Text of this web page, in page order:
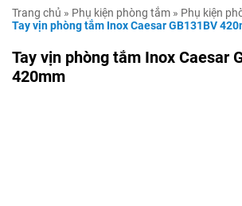
Trang chủ » Phụ kiện phòng tắm » Phụ kiện
Tay vịn phòng tắm Inox Caesar GB131BV
Tay vịn phòng tắm Inox Caesar
420mm